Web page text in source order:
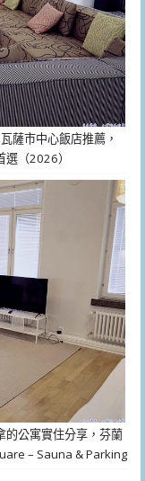
薩市中心飯店推薦，
（2026）
的公寓實住分享，芬蘭
– Sauna & Parking